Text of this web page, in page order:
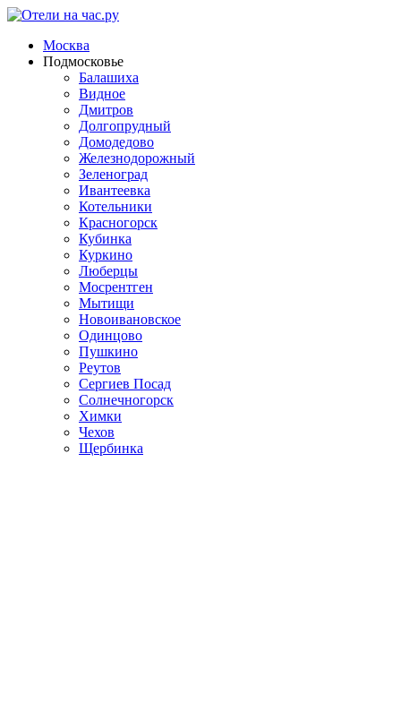
Москва
Подмосковье
Балашиха
Видное
Дмитров
Долгопрудный
Домодедово
Железнодорожный
Зеленоград
Ивантеевка
Котельники
Красногорск
Кубинка
Куркино
Люберцы
Мосрентген
Мытищи
Новоивановское
Одинцово
Пушкино
Реутов
Сергиев Посад
Солнечногорск
Химки
Чехов
Щербинка